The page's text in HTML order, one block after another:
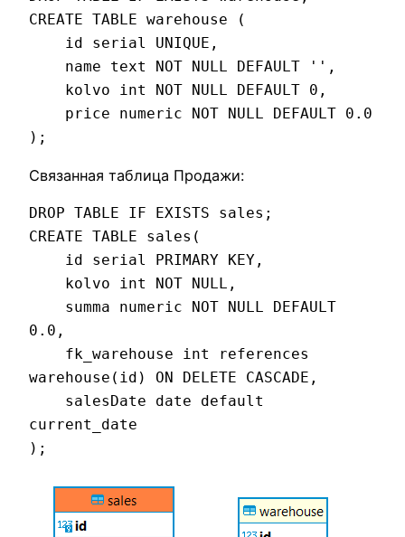
CREATE TABLE warehouse (
);
Связанная таблица Продажи:
DROP TABLE IF EXISTS sales;
CREATE TABLE sales(
0.0,
warehouse(id) ON DELETE CASCADE,
current_date
);